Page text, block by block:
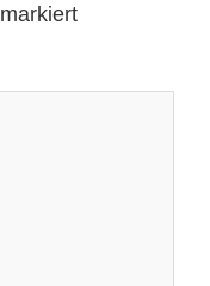
markiert